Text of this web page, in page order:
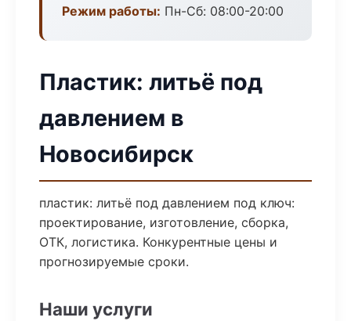
Режим работы: Пн-Сб: 08:00-20:00
Пластик: литьё под
давлением в
Новосибирск
пластик: литьё под давлением под ключ:
проектирование, изготовление, сборка,
ОТК, логистика. Конкурентные цены и
прогнозируемые сроки.
Наши услуги